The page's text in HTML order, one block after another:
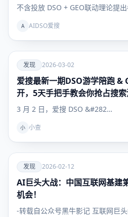
不含投放 DSO + GEO联动理论提
A AIDSO爱搜
爱
发现
发现 2026-03-02
爱搜最新一期DSO游学陪跑 &
开，5天手把手教会你抢占搜
3 月 2 日，爱搜 DSO &#282…
小 小查
爱
发现
发现 2026-02-12
AI巨头大战：中国互联网基建
机会！
-转载自公众号黑牛影记 互联网巨